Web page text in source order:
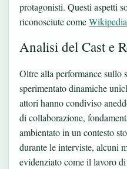
protagonisti. Questi aspetti
riconosciute comeWikipedia
Analisi del Cast e
Oltre alla performance sullo
sperimentato dinamiche
attori hanno condiviso
di collaborazione,
ambientato in un contesto
durante le interviste, alcuni
evidenziato come il lavoro